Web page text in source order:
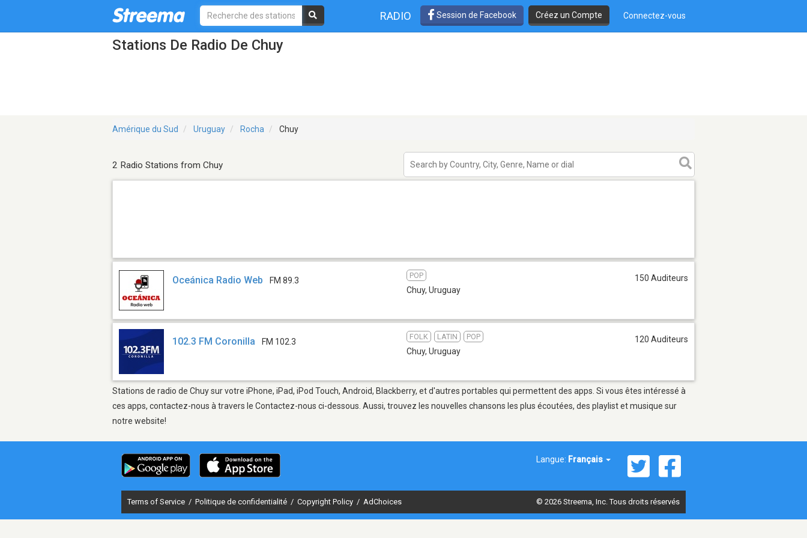
RADIO Session de Facebook Créez un Compte Connectez-vous
Stations De Radio De Chuy
Amérique du Sud Uruguay Rocha Chuy
2 Radio Stations from Chuy
Oceánica Radio Web FM 89.3
POP
Chuy, Uruguay
150 Auditeurs
102.3 FM Coronilla FM 102.3
FOLK LATIN POP
Chuy, Uruguay
120 Auditeurs
Stations de radio de Chuy sur votre iPhone, iPad, iPod Touch, Android, Blackberry, et d'autres portables qui permettent des apps. Si vous êtes intéressé à
ces apps, contactez-nous à travers le Contactez-nous ci-dessous. Aussi, trouvez les nouvelles chansons les plus écoutées, des playlist et musique sur
notre website!
Langue: Français
Terms of Service / Politique de confidentialité / Copyright Policy / AdChoices © 2026 Streema, Inc. Tous droits réservés